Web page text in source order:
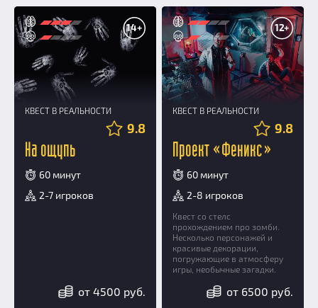
14+
КВЕСТ В РЕАЛЬНОСТИ
9.8
На ощупь
60 минут
2-7 игроков
от 4500 руб.
12+
КВЕСТ В РЕАЛЬНОСТИ
9.8
Проект «Феникс»
60 минут
2-8 игроков
Квест со стелс
прохождением про зомби.
Несколько персонажей и
красивые декорации,
погружающие в атмосферу
игры, необычные загадки.
от 6500 руб.